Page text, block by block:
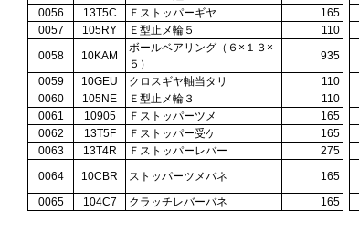
0056
13T5C Ｆストッパーギヤ 165
0057
105RY Ｅ型止メ輪５ 110
0058
10KAM
ボールベアリング（６×１３×
５）
935
0059
10GEU クロスギヤ軸当タリ 110
0060
105NE Ｅ型止メ輪３ 110
0061
10905 Ｆストッパーツメ 165
0062
13T5F Ｆストッパー受ケ 165
0063
13T4R Ｆストッパーレバー 275
0064
10CBR ストッパーツメバネ 165
0065
104C7 クラッチレバーバネ 165